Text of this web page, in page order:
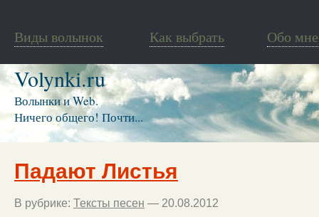
Виды волынок Как выбрать Обо мне
Volynki.ru
Волынки и Web.
Ничего общего! Почти...
Падают Листья
В рубрике: Тексты песен — 20.08.2012